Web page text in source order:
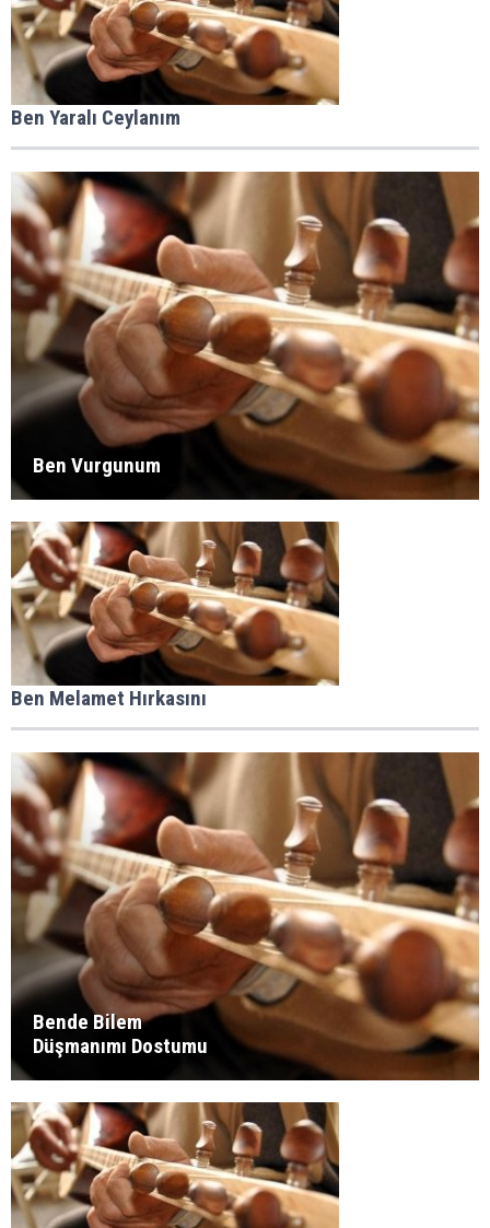
Ben Yaralı Ceylanım
Ben Vurgunum
Ben Melamet Hırkasını
Bende Bilem
Düşmanımı Dostumu